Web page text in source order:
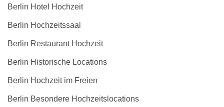
Berlin Hotel Hochzeit
Berlin Hochzeitssaal
Berlin Restaurant Hochzeit
Berlin Historische Locations
Berlin Hochzeit im Freien
Berlin Besondere Hochzeitslocations